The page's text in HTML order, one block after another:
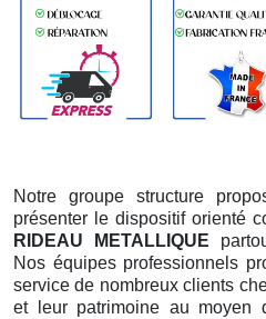
Notre groupe structure
présenter le dispositif orienté
RIDEAU METALLIQUE
Nos équipes professionnels
service de nombreux clients
et leur patrimoine au moyen